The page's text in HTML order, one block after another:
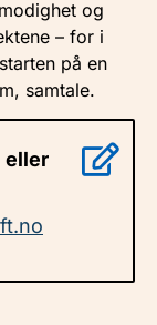
og
– for i
på en
samtale.
eller